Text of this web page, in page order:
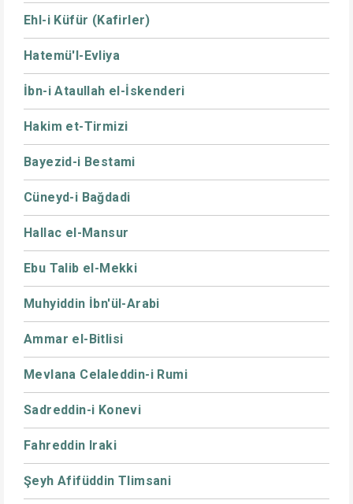
Ehl-i Küfür (Kafirler)
Hatemü'l-Evliya
İbn-i Ataullah el-İskenderi
Hakim et-Tirmizi
Bayezid-i Bestami
Cüneyd-i Bağdadi
Hallac el-Mansur
Ebu Talib el-Mekki
Muhyiddin İbn'ül-Arabi
Ammar el-Bitlisi
Mevlana Celaleddin-i Rumi
Sadreddin-i Konevi
Fahreddin Iraki
Şeyh Afifüddin Tlimsani